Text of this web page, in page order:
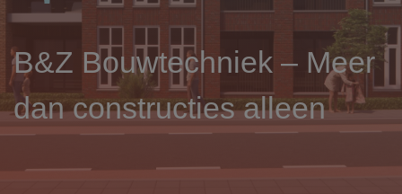
B&Z Bouwtechniek – Meer
dan constructies alleen